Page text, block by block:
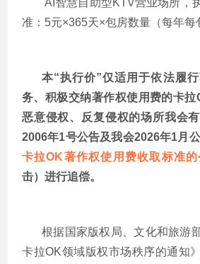
准：5元×365天×包房数量（每年每
本“执行价”仅适用于依法履
务、积极交纳著作权使用费的卡
恶意侵权、反复侵权的场所我会
2006年1号公告及我会2026年1月
卡拉OK著作权使用费收取标准的
击）进行追偿。
根据国家版权局、文化和旅游
卡拉OK领域版权市场秩序的通知